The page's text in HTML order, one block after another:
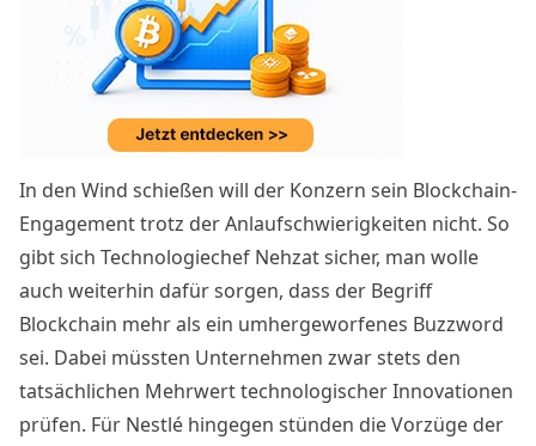
In den Wind schießen will der Konzern sein Blockchain-
Engagement trotz der Anlaufschwierigkeiten nicht. So
gibt sich Technologiechef Nehzat sicher, man wolle
auch weiterhin dafür sorgen, dass der Begriff
Blockchain mehr als ein umhergeworfenes Buzzword
sei. Dabei müssten Unternehmen zwar stets den
tatsächlichen Mehrwert technologischer Innovationen
prüfen. Für Nestlé hingegen stünden die Vorzüge der